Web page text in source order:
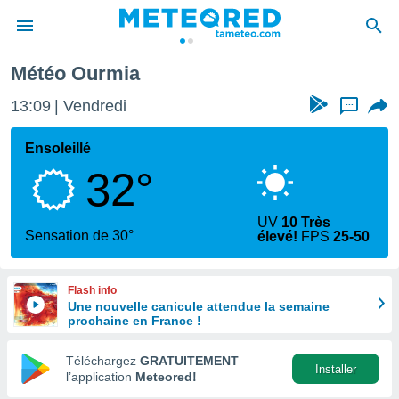
de
en
Météo Ourmia
13:09 Vendredi ...
Ensoleillé
32°
Sensation de 30°
UV 10 Très
élevé! FPS25-50
Flash info
Une nouvelle canicule attendue la semaine
prochaine en France !
Téléchargez GRATUITEMENT
l’application Meteored!
Installer